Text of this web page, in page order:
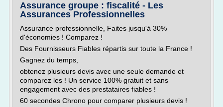
Assurance groupe : fiscalité - Les
Assurances Professionnelles
Assurance professionnelle, Faites jusqu'à 30%
d'économies ! Comparez !
Des Fournisseurs Fiables répartis sur toute la France !
Gagnez du temps,
obtenez plusieurs devis avec une seule demande et
comparez les ! Un service 100% gratuit et sans
engagement avec des prestataires fiables !
60 secondes Chrono pour comparer plusieurs devis !